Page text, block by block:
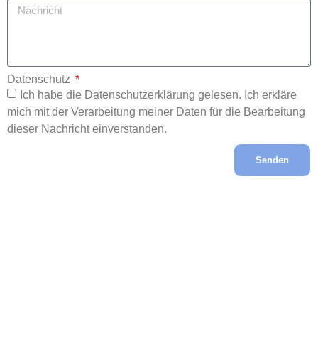
Datenschutz
Ich habe die Datenschutzerklärung gelesen. Ich erkläre
mich mit der Verarbeitung meiner Daten für die Bearbeitung
dieser Nachricht einverstanden.
Senden